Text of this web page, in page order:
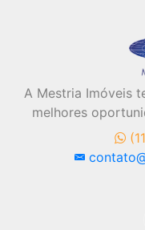
A Mestria Imóveis
melhores